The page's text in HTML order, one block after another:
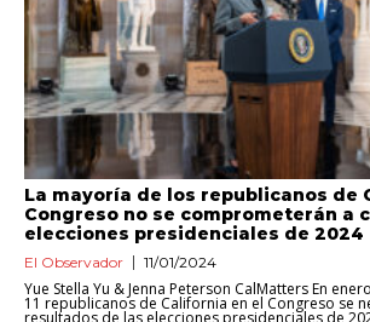
La mayoría de los republicanos de
Congreso no se comprometerán a
elecciones presidenciales de 2024
El Observador 11/01/2024
Yue Stella Yu & Jenna Peterson CalMatters En
11 republicanos de California en el Congreso se
resultados de las elecciones presidenciales de